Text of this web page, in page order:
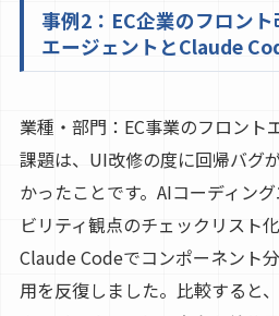
事例2：EC企業のフロン
エージェントとClaude
業種・部門：EC事業のフロント
課題は、UI改修の度に回帰バグ
かったことです。AIコーディン
ビリティ観点のチェックリスト
Claude Codeでコンポーネント
用を反復しました。比較すると